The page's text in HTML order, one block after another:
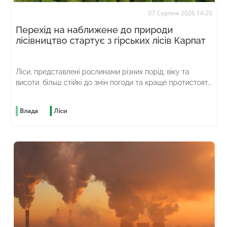
07 Серпня 2026 14:20
Перехід на наближене до природи
лісівництво стартує з гірських лісів Карпат
Ліси, представлені рослинами різних порід, віку та
висоти, більш стійкі до змін погоди та краще протистоять
Влада Ліси